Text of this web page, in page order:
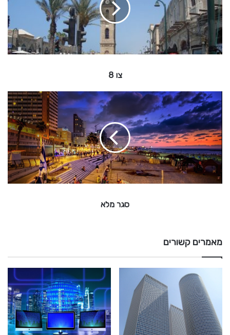
צו 8
ג
ר
מ
ל
א
סגר מלא
מאמרים קשורים